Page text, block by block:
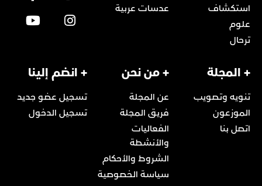
استكشاف
علوم
ترحال
عدسات عربية
+ المجلة
تنويه وتصويب
الموزعون
اتصل بنا
+ من نحن
عن المجلة
فريق المجلة
الفعاليات
والأنشطة
الشروط والأحكام
سياسة الخصوصية
+ انضم إلينا
تسجيل عضو جديد
تسجيل الدخول